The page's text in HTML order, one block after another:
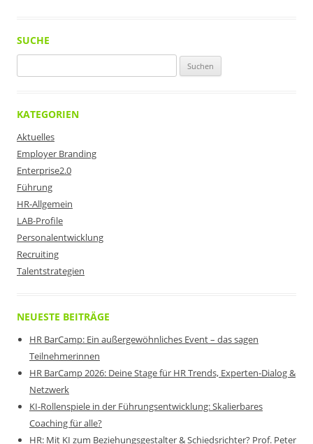
SUCHE
nach:
KATEGORIEN
Aktuelles
Employer Branding
Enterprise2.0
Führung
HR-Allgemein
LAB-Profile
Personalentwicklung
Recruiting
Talentstrategien
NEUESTE BEITRÄGE
HR BarCamp: Ein außergewöhnliches Event – das sagen
Teilnehmerinnen
HR BarCamp 2026: Deine Stage für HR Trends, Experten-Dialog &
Netzwerk
KI-Rollenspiele in der Führungsentwicklung: Skalierbares
Coaching für alle?
HR: Mit KI zum Beziehungsgestalter & Schiedsrichter? Prof. Peter